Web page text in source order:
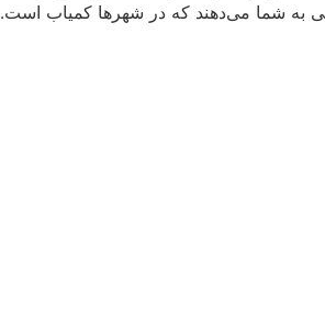
به شما می‌دهند که در شهرها کمیاب است.